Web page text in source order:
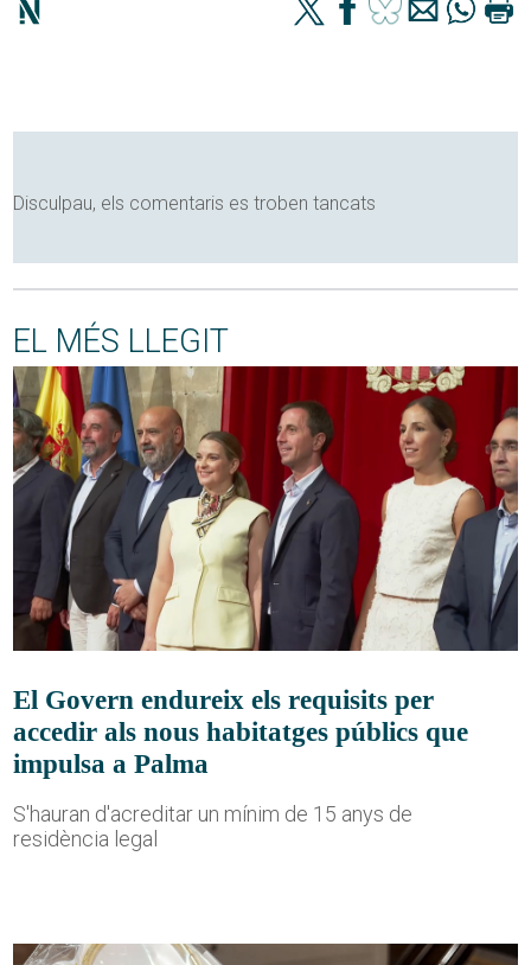
Disculpau, els comentaris es troben tancats
EL MÉS LLEGIT
El Govern endureix els requisits per
accedir als nous habitatges públics que
impulsa a Palma
S'hauran d'acreditar un mínim de 15 anys de
residència legal